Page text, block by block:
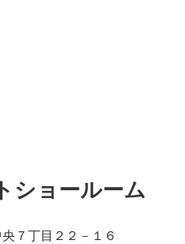
ショールーム
７丁目２２－１６